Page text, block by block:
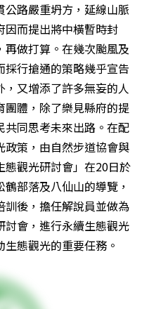
公路嚴重坍方，延線山脈
因而提出將中橫暫時封
做打算。在幾次颱風及
行搶通的策略幾乎宣告
又增添了許多無妄的人
體，除了樂見縣府的提
共同思考未來出路。在配
政策，由自然步道協會與
觀光研討會」在20日於
部落及八仙山的導覽，
訓後，擔任解說員並做為
討會，進行永續生態觀光
態觀光的重要任務。